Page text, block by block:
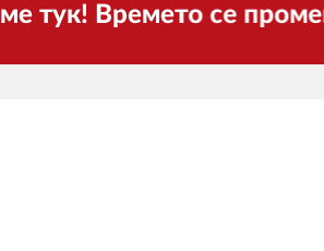
Времето се променя